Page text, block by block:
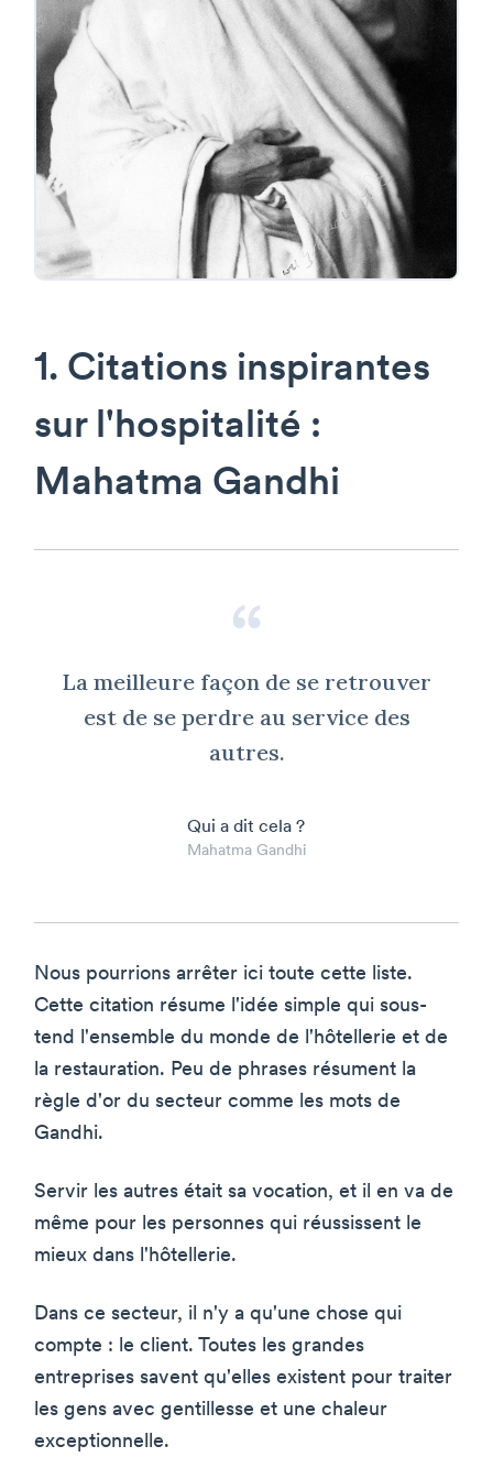
1. Citations inspirantes
sur l'hospitalité :
Mahatma Gandhi
La meilleure façon de se retrouver
est de se perdre au service des
autres.
Qui a dit cela ?
Mahatma Gandhi
Nous pourrions arrêter ici toute cette liste.
Cette citation résume l'idée simple qui sous-
tend l'ensemble du monde de l'hôtellerie et de
la restauration. Peu de phrases résument la
règle d'or du secteur comme les mots de
Gandhi.
Servir les autres était sa vocation, et il en va de
même pour les personnes qui réussissent le
mieux dans l'hôtellerie.
Dans ce secteur, il n'y a qu'une chose qui
compte : le client. Toutes les grandes
entreprises savent qu'elles existent pour traiter
les gens avec gentillesse et une chaleur
exceptionnelle.